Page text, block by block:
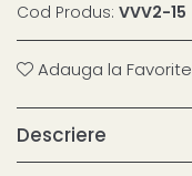
Cod Produs: VVV2-15
Adauga la Favorite
Descriere